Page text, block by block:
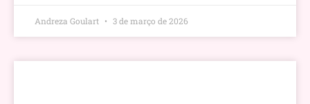
Andreza Goulart 3 de março de 2026